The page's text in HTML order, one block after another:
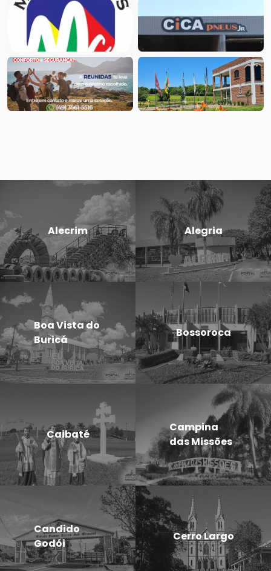
Alecrim Alegria
Boa Vista do
Buricá
Bossoroca
Caibaté
Campina
das Missões
Candido
Godói
Cerro Largo